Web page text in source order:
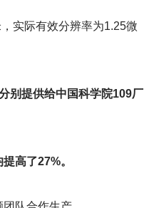
实际有效分辨率为1.25微
别提供给中国科学院109厂
高了27%。